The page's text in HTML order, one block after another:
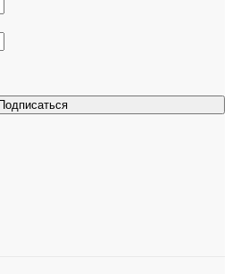
Подписаться